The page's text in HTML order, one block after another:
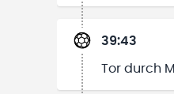
39:43
Tor durch